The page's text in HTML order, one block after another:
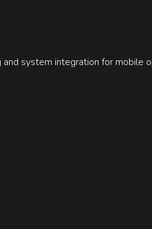
system integration for